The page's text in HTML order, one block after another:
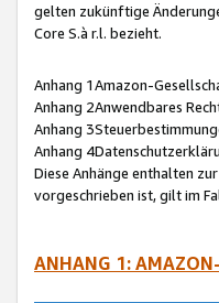
gelten zukünftige
Core S.à r.l. bezieht.
Anhang 1Amazon-
Anhang 2Anwendbares
Anhang
Anhang
Diese Anhänge enthalten
vorgeschrieben ist, gilt im
ANHANG 1: